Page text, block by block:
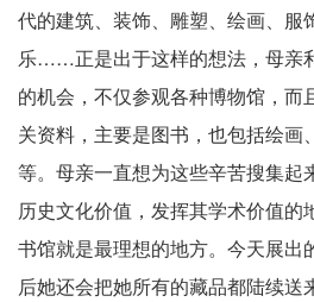
代的建筑、装饰、雕塑、绘画、服
乐……正是出于这样的想法，母亲
的机会，不仅参观各种博物馆，而
关资料，主要是图书，也包括绘画
等。母亲一直想为这些辛苦搜集起
历史文化价值，发挥其学术价值的
书馆就是最理想的地方。今天展出
后她还会把她所有的藏品都陆续送